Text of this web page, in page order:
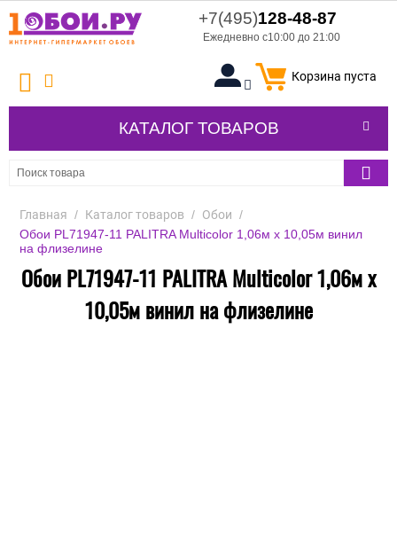
+7(495)128-48-87
Ежедневно с10:00 до 21:00
Корзина пуста
КАТАЛОГ ТОВАРОВ
Главная / Каталог товаров / Обои /
Обои PL71947-11 PALITRA Multicolor 1,06м х 10,05м винил
на флизелине
Обои PL71947-11 PALITRA Multicolor 1,06м х
10,05м винил на флизелине